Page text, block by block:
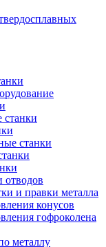
станки
отводов
и правки металла
конусов
гофроколена
металлу